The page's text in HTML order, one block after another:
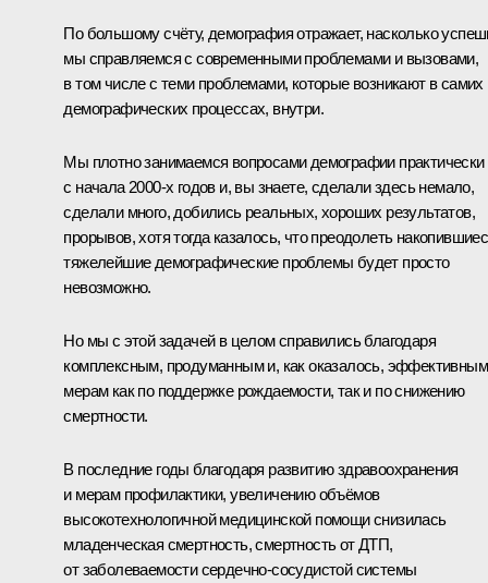
По большому счёту, демография отражает, насколько
мы справляемся с современными проблемами и вызовами,
в том числе с теми проблемами, которые возникают в самих
демографических процессах, внутри.
Мы плотно занимаемся вопросами демографии практически
с начала 2000‑х годов и, вы знаете, сделали здесь немало,
сделали много, добились реальных, хороших результатов,
прорывов, хотя тогда казалось, что преодолеть
тяжелейшие демографические проблемы будет просто
невозможно.
Но мы с этой задачей в целом справились благодаря
комплексным, продуманным и, как оказалось, эффективным
мерам как по поддержке рождаемости, так и по снижению
смертности.
В последние годы благодаря развитию здравоохранения
и мерам профилактики, увеличению объёмов
высокотехнологичной медицинской помощи снизилась
младенческая смертность, смертность от ДТП,
от заболеваемости сердечно-сосудистой системы